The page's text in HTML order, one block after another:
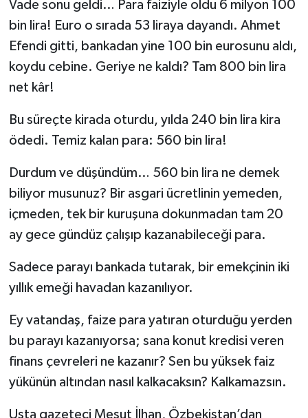
​Vade sonu geldi… Para faiziyle oldu 6 milyon 100
bin lira! Euro o sırada 53 liraya dayandı. Ahmet
Efendi gitti, bankadan yine 100 bin eurosunu aldı,
koydu cebine. Geriye ne kaldı? Tam 800 bin lira
net kâr!
​Bu süreçte kirada oturdu, yılda 240 bin lira kira
ödedi. Temiz kalan para: 560 bin lira!
​Durdum ve düşündüm… 560 bin lira ne demek
biliyor musunuz? Bir asgari ücretlinin yemeden,
içmeden, tek bir kuruşuna dokunmadan tam 20
ay gece gündüz çalışıp kazanabileceği para.
Sadece parayı bankada tutarak, bir emekçinin iki
yıllık emeği havadan kazanılıyor.
​Ey vatandaş, faize para yatıran oturduğu yerden
bu parayı kazanıyorsa; sana konut kredisi veren
finans çevreleri ne kazanır? Sen bu yüksek faiz
yükünün altından nasıl kalkacaksın? Kalkamazsın.
​Usta gazeteci Mesut İlhan, Özbekistan’dan